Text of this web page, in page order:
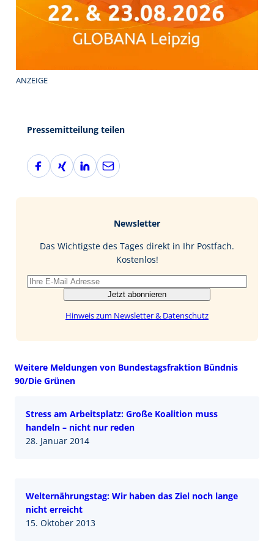
ANZEIGE
Pressemitteilung teilen
F
a
X
i
L
i
I
E
-
Newsletter
Das Wichtigste des Tages direkt in Ihr Postfach.
Kostenlos!
Jetzt abonnieren
Hinweis zum Newsletter & Datenschutz
Weitere Meldungen von Bundestagsfraktion Bündnis
90/Die Grünen
Stress am Arbeitsplatz: Große Koalition muss
handeln – nicht nur reden
28. Januar 2014
Welternährungstag: Wir haben das Ziel noch lange
nicht erreicht
15. Oktober 2013